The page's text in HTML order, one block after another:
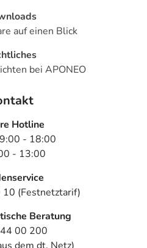
auf einen Blick
bei APONEO
Hotline
- 18:00
- 13:00
(Festnetztarif)
Beratung
00 200